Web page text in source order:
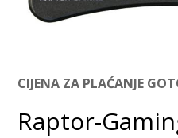
CIJENA ZA PLAĆANJE
Raptor-